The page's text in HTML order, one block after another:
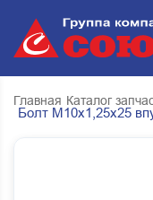
Главная Каталог
Болт М10х1,25х25